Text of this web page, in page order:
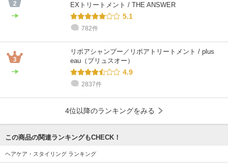
EXトリートメント / THE ANSWER
5.1
782件
リポアシャンプー／リポアトリートメント / plus
eau（プリュスオー）
4.9
2837件
4位以降のランキングをみる
この商品の関連ランキングもCHECK！
ヘアケア・スタイリング ランキング